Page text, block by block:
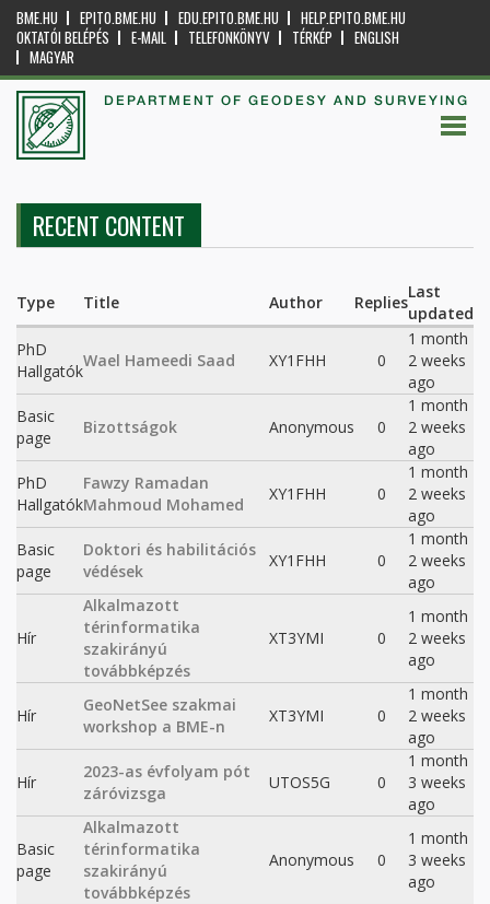
BME.HU EPITO.BME.HU EDU.EPITO.BME.HU
HELP.EPITO.BME.HU
OKTATÓI BELÉPÉS
E-MAIL TELEFONKÖNYV TÉRKÉP
ENGLISH
MAGYAR
DEPARTMENT OF GEODESY AND SURVEYING
RECENT CONTENT
Type Title Author Replies
Last
updated
PhD
Hallgatók
Wael Hameedi Saad XY1FHH 0
1 month
2 weeks
ago
Basic
page
Bizottságok Anonymous 0
1 month
2 weeks
ago
PhD
Hallgatók
Fawzy Ramadan
Mahmoud Mohamed
XY1FHH 0
1 month
2 weeks
ago
Basic
page
Doktori és habilitációs
védések
XY1FHH 0
1 month
2 weeks
ago
Hír
Alkalmazott
térinformatika
szakirányú
továbbképzés
XT3YMI 0
1 month
2 weeks
ago
Hír
GeoNetSee szakmai
workshop a BME-n
XT3YMI 0
1 month
2 weeks
ago
Hír
2023-as évfolyam pót
záróvizsga
UTOS5G 0
1 month
3 weeks
ago
Basic
page
Alkalmazott
térinformatika
szakirányú
továbbképzés
Anonymous 0
1 month
3 weeks
ago